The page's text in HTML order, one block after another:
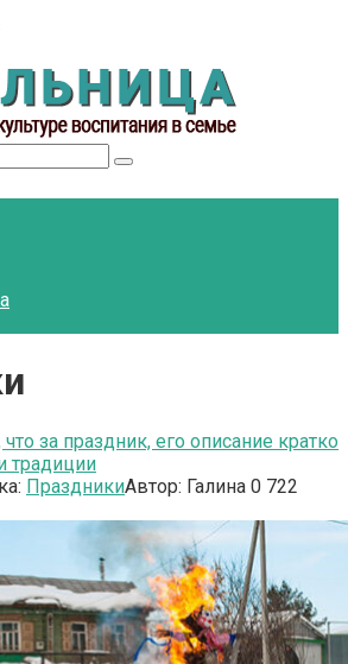
за праздник, его описание кратко
традиции
ПраздникиАвтор: Галина 0 722